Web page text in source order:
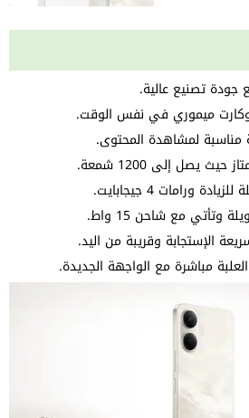
تصنيع عالية.
ميموري في نفس الوقت.
يصل إلى 1200 شمعة.
وتأتي مع شاحن 15 واط.
الإستجابة وقريبة من اليد.
مباشرة مع الواجهة الجديدة.